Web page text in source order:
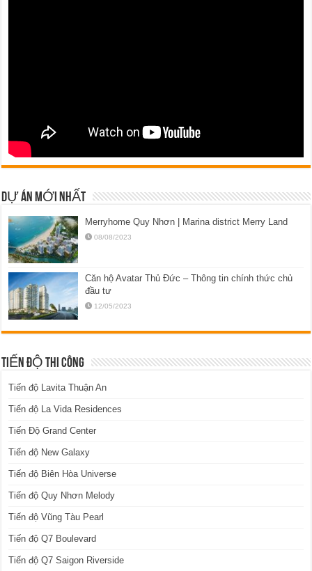
DỰ ÁN MỚI NHẤT
Merryhome Quy Nhơn | Marina district Merry Land
08/08/2023
Căn hộ Avatar Thủ Đức – Thông tin chính thức chủ
đầu tư
12/05/2023
TIẾN ĐỘ THI CÔNG
Tiến độ Lavita Thuận An
Tiến độ La Vida Residences
Tiến Độ Grand Center
Tiến độ New Galaxy
Tiến độ Biên Hòa Universe
Tiến độ Quy Nhơn Melody
Tiến độ Vũng Tàu Pearl
Tiến độ Q7 Boulevard
Tiến độ Q7 Saigon Riverside